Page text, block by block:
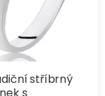
stříbrný
s